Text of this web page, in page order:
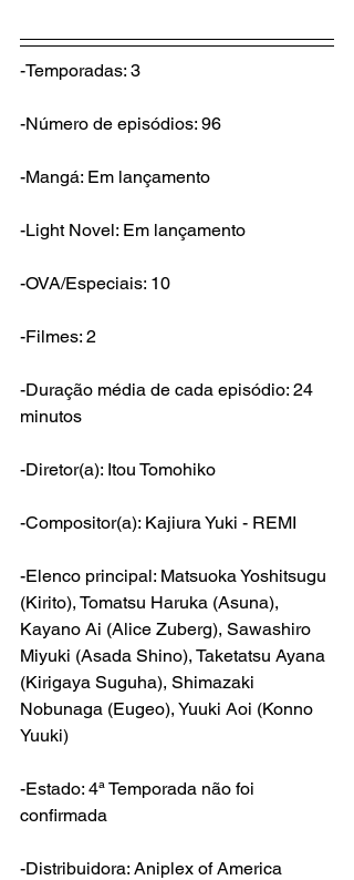
-Temporadas: 3
-Número de episódios: 96
-Mangá: Em lançamento
-Light Novel: Em lançamento
-OVA/Especiais: 10
-Filmes: 2
-Duração média de cada episódio: 24
minutos
-Diretor(a): Itou Tomohiko
-Compositor(a): Kajiura Yuki - REMI
-Elenco principal: Matsuoka Yoshitsugu
(Kirito), Tomatsu Haruka (Asuna),
Kayano Ai (Alice Zuberg), Sawashiro
Miyuki (Asada Shino), Taketatsu Ayana
(Kirigaya Suguha), Shimazaki
Nobunaga (Eugeo), Yuuki Aoi (Konno
Yuuki)
-Estado: 4ª Temporada não foi
confirmada
-Distribuidora: Aniplex of America